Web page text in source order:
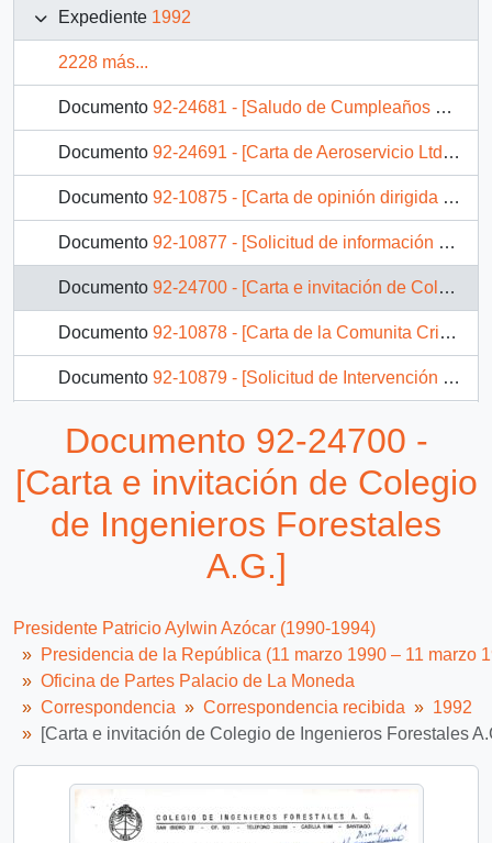
Expediente 1992
2228 más...
Documento 92-24681 - [Saludo de Cumpleaños al Presidente Patricio Aylwin]
Documento 92-24691 - [Carta de Aeroservicio Ltda.]
Documento 92-10875 - [Carta de opinión dirigida al Presidente Patricio Aylwin, referente a temáticas de multiculturalidad]
Documento 92-10877 - [Solicitud de información de la historia de Chile dirigida al Presidente Patricio Aylwin]
Documento 92-24700 - [Carta e invitación de Colegio de Ingenieros Forestales A.G.]
Documento 92-10878 - [Carta de la Comunita Cristiana de Zugliano dirigida al Presidente Patricio Aylwin]
Documento 92-10879 - [Solicitud de Intervención dirigida al Presidente Patricio Aylwin, referente a temática docente]
Documento 92-10882 - [Envío de pergamino dirigido al Presidente Patricio Aylwin]
1594 más...
Documento 92-24700 -
[Carta e invitación de Colegio
de Ingenieros Forestales
A.G.]
Presidente Patricio Aylwin Azócar (1990-1994)
Presidencia de la República (11 marzo 1990 – 11 marzo
Oficina de Partes Palacio de La Moneda
Correspondencia
Correspondencia recibida
1992
[Carta e invitación de Colegio de Ingenieros Forestales